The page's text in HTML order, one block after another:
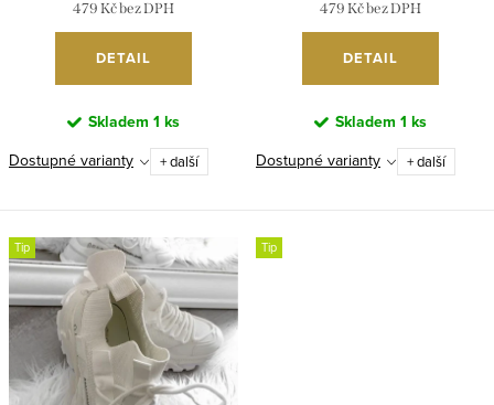
479 Kč bez DPH
DETAIL
Skladem 1 ks
Dostupné varianty
+ další
479 Kč bez DPH
DETAIL
Skladem 1 ks
Dostupné varianty
+ další
Tip Tip